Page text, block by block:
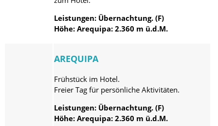
Leistungen: Übernachtung. (F)
Höhe: Arequipa: 2.360 m ü.d.M.
AREQUIPA
Frühstück im Hotel.
Freier Tag für persönliche Aktivitäten.
Leistungen: Übernachtung. (F)
Höhe: Arequipa: 2.360 m ü.d.M.